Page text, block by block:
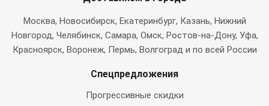
Москва, Новосибирск, Екатеринбург, Казань, Нижний
Новгород, Челябинск, Самара, Омск, Ростов-на-Дону, Уфа,
Красноярск, Воронеж, Пермь, Волгоград и по всей России
Спецпредложения
Прогрессивные скидки